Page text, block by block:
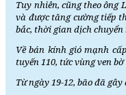
Tuy nhiên, cũng theo ông
và được tăng cường tiếp
bắc, thời gian dịch chuyển
Về bán kính gió mạnh
tuyến 110, tức vùng ven
Từ ngày 19-12, bão đã